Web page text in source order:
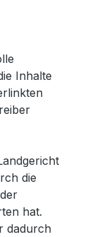
Inhalte
die
hat.
dadurch